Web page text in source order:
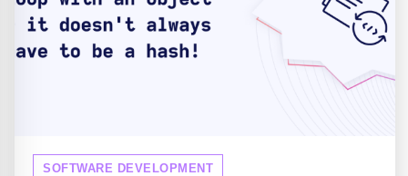
SOFTWARE DEVELOPMENT